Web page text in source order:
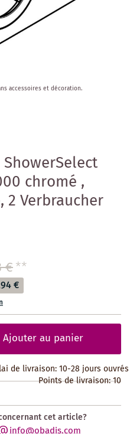
chromé ,
2 Verbraucher
€**
€
Ajouter au panier
de livraison: 10-28 jours ouvrés
Points de livraison:10
cet article?
info@obadis.com
accessoires et décoration.